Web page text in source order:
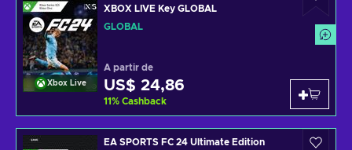
Xbox Live
XBOX LIVE Key GLOBAL
GLOBAL
A partir de
US$ 24,86
11% Cashback
EA SPORTS FC 24 Ultimate Edition